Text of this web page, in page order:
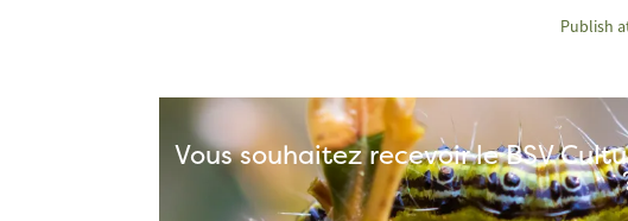
Publish
Vous souhaitez recevoir le BSV